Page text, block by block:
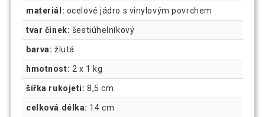
materiál: ocelové jádro s vinylovým povrchem
tvar činek: šestiúhelníkový
barva: žlutá
hmotnost: 2 x 1 kg
šířka rukojeti: 8,5 cm
celková délka: 14 cm